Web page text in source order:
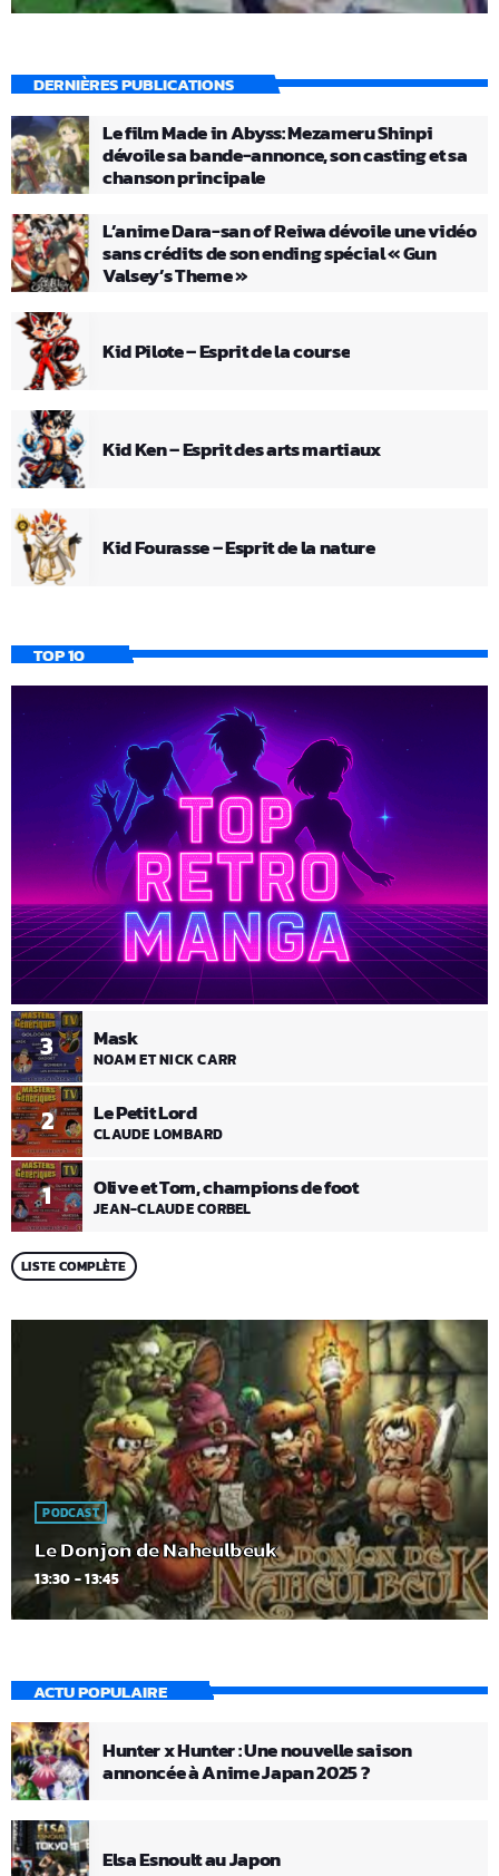
DERNIÈRES PUBLICATIONS
Le film Made in Abyss: Mezameru Shinpi
dévoile sa bande-annonce, son casting et sa
chanson principale
L’anime Dara-san of Reiwa dévoile une vidéo
sans crédits de son ending spécial « Gun
Valsey’s Theme »
Kid Pilote – Esprit de la course
Kid Ken – Esprit des arts martiaux
Kid Fourasse – Esprit de la nature
TOP 10
1 Olive et Tom, champions de foot
JEAN-CLAUDE CORBEL
2 Le Petit Lord
CLAUDE LOMBARD
3 Mask
NOAM ET NICK CARR
LISTE COMPLÈTE
PODCAST
Le Donjon de Naheulbeuk
13:30 - 13:45
ACTU POPULAIRE
Hunter x Hunter : Une nouvelle saison
annoncée à Anime Japan 2025 ?
Elsa Esnoult au Japon